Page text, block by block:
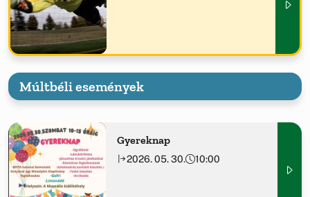
Múltbéli események
Gyereknap
2026. 05. 30. 10:00